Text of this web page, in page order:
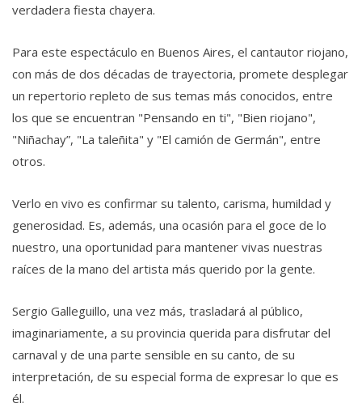
verdadera fiesta chayera.
Para este espectáculo en Buenos Aires, el cantautor riojano,
con más de dos décadas de trayectoria, promete desplegar
un repertorio repleto de sus temas más conocidos, entre
los que se encuentran "Pensando en ti", "Bien riojano",
"Niñachay”, "La taleñita" y "El camión de Germán", entre
otros.
Verlo en vivo es confirmar su talento, carisma, humildad y
generosidad. Es, además, una ocasión para el goce de lo
nuestro, una oportunidad para mantener vivas nuestras
raíces de la mano del artista más querido por la gente.
Sergio Galleguillo, una vez más, trasladará al público,
imaginariamente, a su provincia querida para disfrutar del
carnaval y de una parte sensible en su canto, de su
interpretación, de su especial forma de expresar lo que es
él.